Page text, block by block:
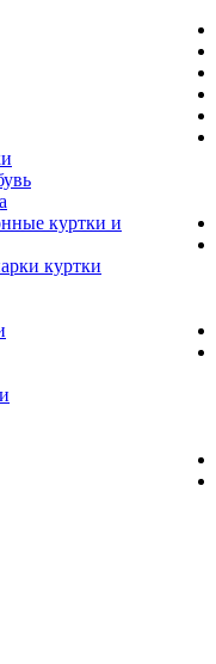
куртки и
куртки